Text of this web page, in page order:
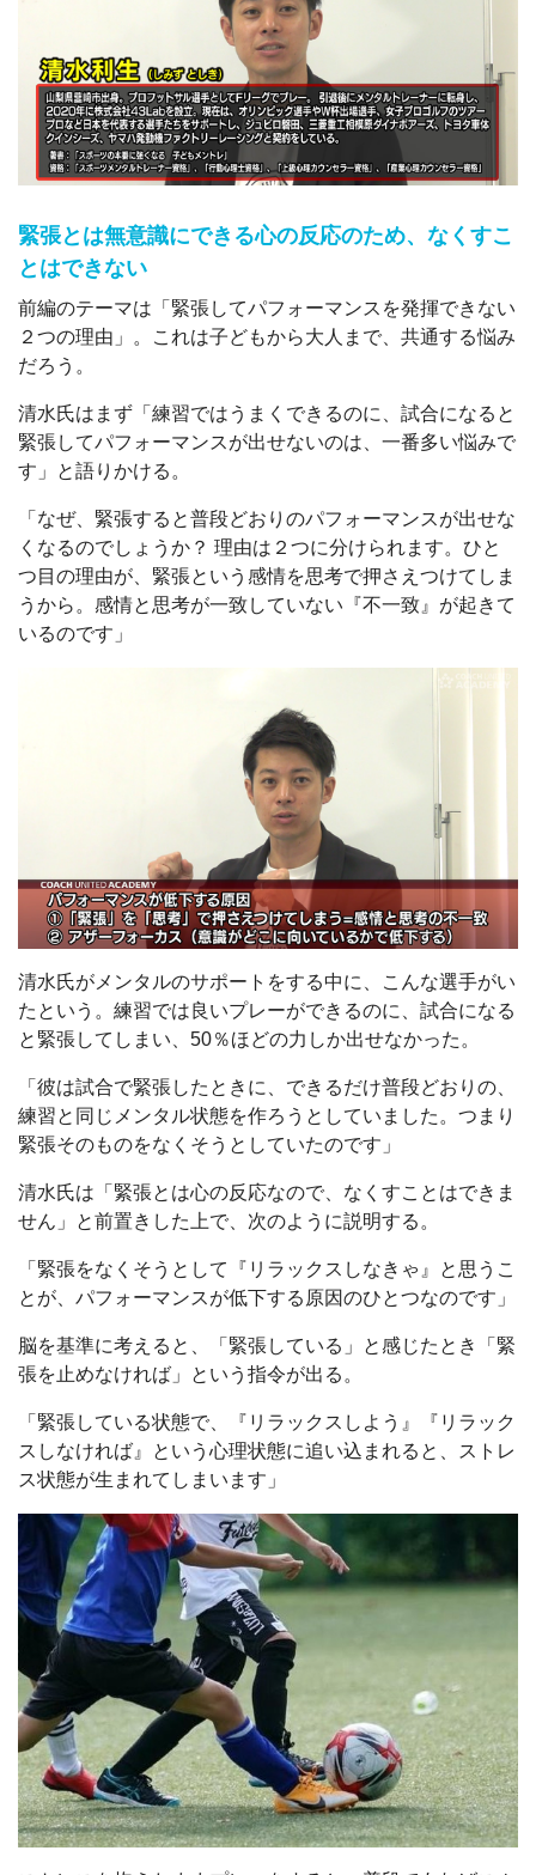
緊張とは無意識にできる心の反応のため、なくすこ
とはできない
前編のテーマは「緊張してパフォーマンスを発揮できない
２つの理由」。これは子どもから大人まで、共通する悩み
だろう。
清水氏はまず「練習ではうまくできるのに、試合になると
緊張してパフォーマンスが出せないのは、一番多い悩みで
す」と語りかける。
「なぜ、緊張すると普段どおりのパフォーマンスが出せな
くなるのでしょうか？ 理由は２つに分けられます。ひと
つ目の理由が、緊張という感情を思考で押さえつけてしま
うから。感情と思考が一致していない『不一致』が起きて
いるのです」
清水氏がメンタルのサポートをする中に、こんな選手がい
たという。練習では良いプレーができるのに、試合になる
と緊張してしまい、50％ほどの力しか出せなかった。
「彼は試合で緊張したときに、できるだけ普段どおりの、
練習と同じメンタル状態を作ろうとしていました。つまり
緊張そのものをなくそうとしていたのです」
清水氏は「緊張とは心の反応なので、なくすことはできま
せん」と前置きした上で、次のように説明する。
「緊張をなくそうとして『リラックスしなきゃ』と思うこ
とが、パフォーマンスが低下する原因のひとつなのです」
脳を基準に考えると、「緊張している」と感じたとき「緊
張を止めなければ」という指令が出る。
「緊張している状態で、『リラックスしよう』『リラック
スしなければ』という心理状態に追い込まれると、ストレ
ス状態が生まれてしまいます」